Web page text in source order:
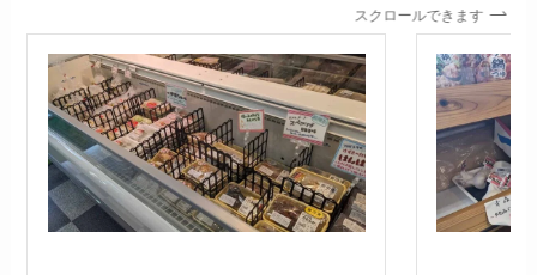
スクロールできます